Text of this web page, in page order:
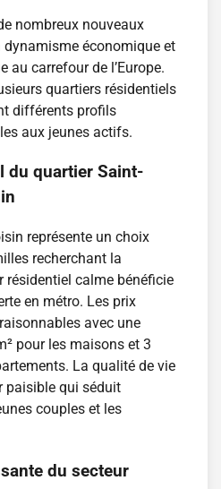
nombreux nouveaux
économique et
au carrefour de l’Europe.
quartiers résidentiels
différents profils
aux jeunes actifs.
du quartier Saint-
représente un choix
recherchant la
résidentiel calme bénéficie
en métro. Les prix
avec une
pour les maisons et 3
La qualité de vie
paisible qui séduit
couples et les
du secteur